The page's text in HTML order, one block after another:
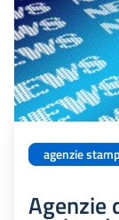
agenzie
Agenzie